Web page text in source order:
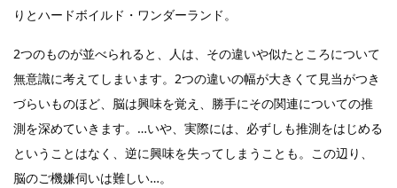
りとハードボイルド・ワンダーランド。
2つのものが並べられると、人は、その違いや似たところについて
無意識に考えてしまいます。2つの違いの幅が大きくて見当がつき
づらいものほど、脳は興味を覚え、勝手にその関連についての推
測を深めていきます。…いや、実際には、必ずしも推測をはじめる
ということはなく、逆に興味を失ってしまうことも。この辺り、
脳のご機嫌伺いは難しい…。